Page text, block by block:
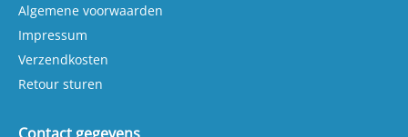
Algemene voorwaarden
Impressum
Verzendkosten
Retour sturen